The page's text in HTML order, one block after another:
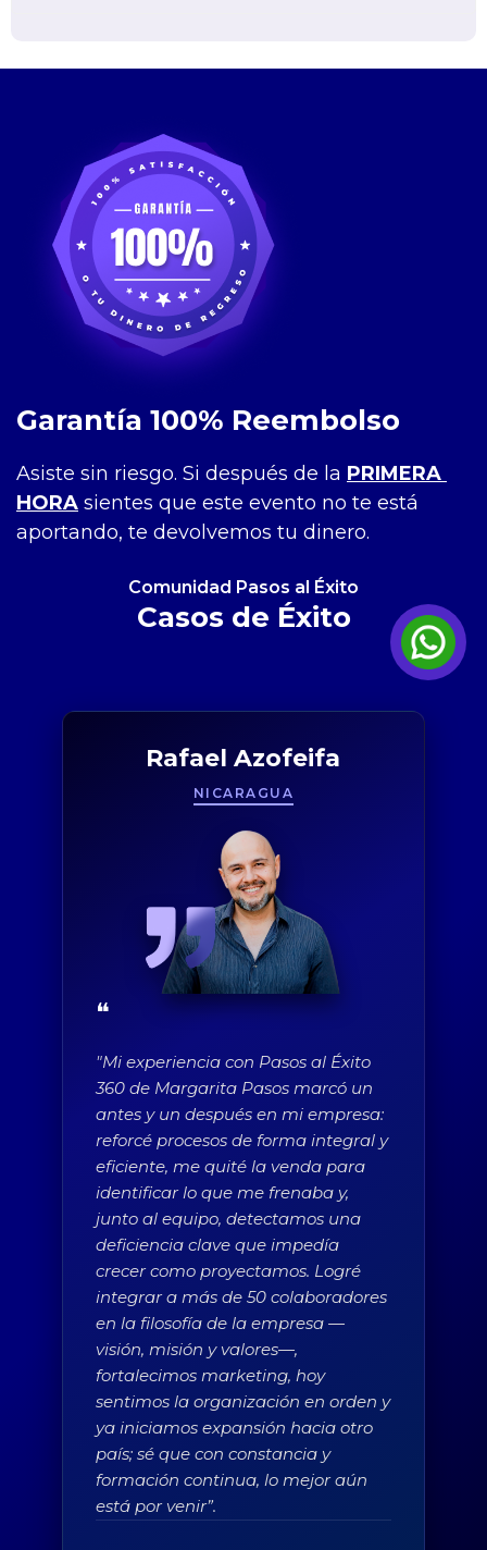
Garantía 100% Reembolso
Asiste sin riesgo. Si después de la PRIMERA
HORA sientes que este evento no te está
aportando, te devolvemos tu dinero.
Comunidad Pasos al Éxito
Casos de Éxito
Rafael Azofeifa
NICARAGUA
❝
"Mi experiencia con Pasos al Éxito
360 de Margarita Pasos marcó un
antes y un después en mi empresa:
reforcé procesos de forma integral y
eficiente, me quité la venda para
identificar lo que me frenaba y,
junto al equipo, detectamos una
deficiencia clave que impedía
crecer como proyectamos. Logré
integrar a más de 50 colaboradores
en la filosofía de la empresa —
visión, misión y valores—,
fortalecimos marketing, hoy
sentimos la organización en orden y
ya iniciamos expansión hacia otro
país; sé que con constancia y
formación continua, lo mejor aún
está por venir”.